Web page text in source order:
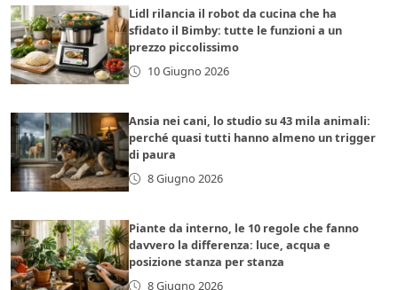
Lidl rilancia il robot da cucina che ha
sfidato il Bimby: tutte le funzioni a un
prezzo piccolissimo
10 Giugno 2026
Ansia nei cani, lo studio su 43 mila animali:
perché quasi tutti hanno almeno un trigger
di paura
8 Giugno 2026
Piante da interno, le 10 regole che fanno
davvero la differenza: luce, acqua e
posizione stanza per stanza
8 Giugno 2026